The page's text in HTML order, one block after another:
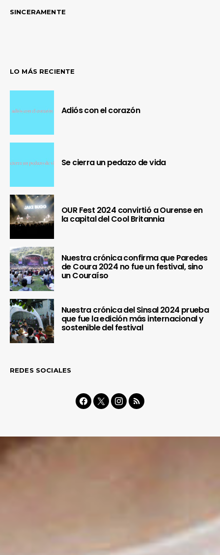
SINCERAMENTE
LO MÁS RECIENTE
Adiós con el corazón
Se cierra un pedazo de vida
OUR Fest 2024 convirtió a Ourense en
la capital del Cool Britannia
Nuestra crónica confirma que Paredes
de Coura 2024 no fue un festival, sino
un Couraíso
Nuestra crónica del Sinsal 2024 prueba
que fue la edición más internacional y
sostenible del festival
REDES SOCIALES